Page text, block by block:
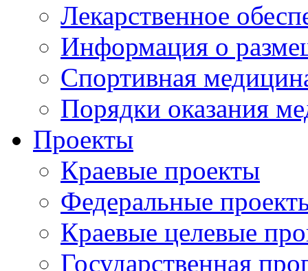
Лекарственное
Информация о
Спортивная
Порядки оказания
Проекты
Краевые проекты
Федеральные
Краевые целевые
Государственная